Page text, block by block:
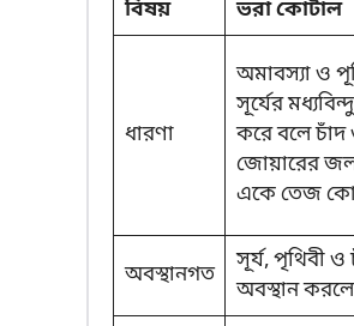
বিষয় ভরা কোটাল
ধারণা
অমাবস্যা ও
সূর্যের
করে বলে চাঁদ
জোয়ারের
একে তেজ
অবস্থানগত
সূর্য, পৃথিবী
অবস্থান